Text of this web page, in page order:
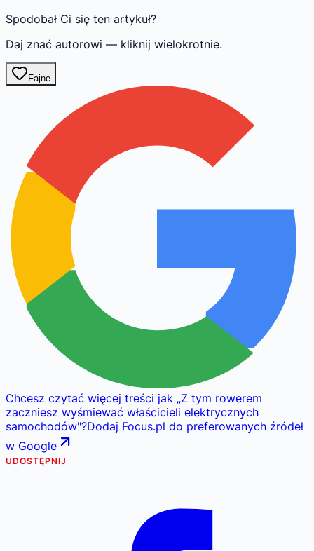
Spodobał Ci się ten artykuł?
Daj znać autorowi — kliknij wielokrotnie.
Fajne
Chcesz czytać więcej treści jak „Z tym rowerem
zaczniesz wyśmiewać właścicieli elektrycznych
samochodów"?Dodaj Focus.pl do preferowanych źródeł
w Google
UDOSTĘPNIJ